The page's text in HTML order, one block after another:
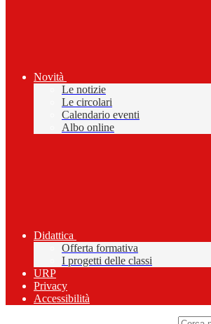
Novità
Le notizie
Le circolari
Calendario eventi
Albo online
Didattica
Offerta formativa
I progetti delle classi
URP
Privacy
Accessibilità